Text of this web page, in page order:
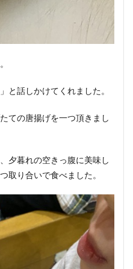
と話しかけてくれました。
ての唐揚げを一つ頂きまし
夕暮れの空きっ腹に美味し
取り合いで食べました。